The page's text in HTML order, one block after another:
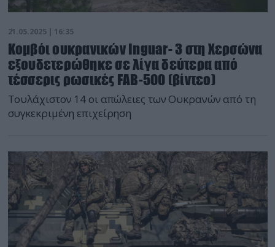
21.05.2025 | 16:35
Κομβόι ουκρανικών Inguar- 3 στη Χερσώνα
εξουδετερώθηκε σε λίγα δεύτερα από
τέσσερις ρωσικές FAB-500 (βίντεο)
Τουλάχιστον 14 οι απώλειες των Ουκρανών από τη
συγκεκριμένη επιχείρηση